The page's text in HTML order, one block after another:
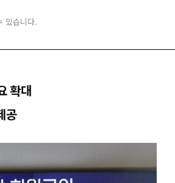
있습니다.
확대
공